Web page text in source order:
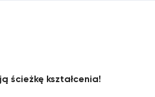
ścieżkę kształcenia!